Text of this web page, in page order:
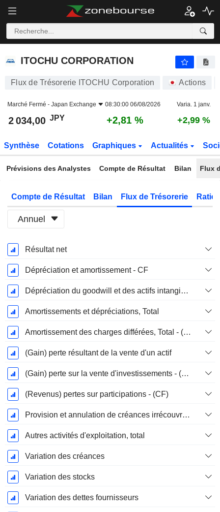
ITOCHU CORPORATION
ITOCHU CORPORATION
Flux de Trésorerie ITOCHU Corporation Actions
Marché Fermé - Japan Exchange 08:30:00 06/08/2026 Varia. 1 janv.
2 034,00 JPY +2,81 % +2,99 %
Synthèse Cotations Graphiques Actualités
Prévisions des Analystes Compte de Résultat Bilan Flux
Compte de Résultat Bilan Flux de Trésorerie
Annuel
Période
Fiscale:
Mars
Résultat net
Dépréciation et amortissement - CF
Dépréciation du goodwill et des actifs intangibles
Amortissements et dépréciations, Total
Amortissement des charges différées, Total - (CF)
(Gain) perte résultant de la vente d'un actif
(Gain) perte sur la vente d'investissements - (CF)
(Revenus) pertes sur participations - (CF)
Provision et annulation de créances irrécouvrables
Autres activités d'exploitation, total
Variation des créances
Variation des stocks
Variation des dettes fournisseurs